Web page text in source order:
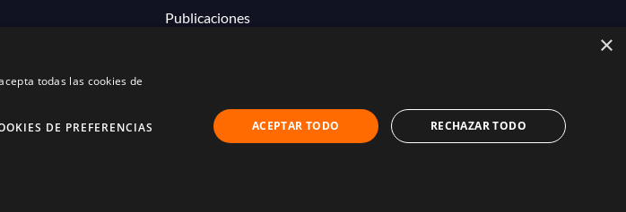
Publicaciones
de fundaciones con número 28-1214
×
todas las cookies de
DE PREFERENCIAS ACEPTAR TODO RECHAZAR TODO